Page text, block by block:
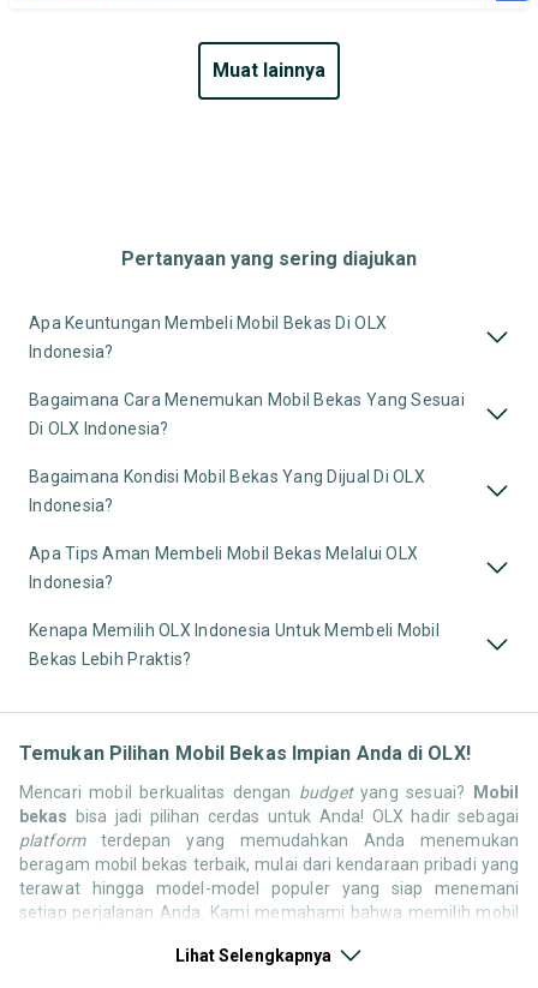
muat lainnya
Pertanyaan yang sering diajukan
Apa Keuntungan Membeli Mobil Bekas Di OLX
Indonesia?
Bagaimana Cara Menemukan Mobil Bekas Yang Sesuai
Di OLX Indonesia?
Bagaimana Kondisi Mobil Bekas Yang Dijual Di OLX
Indonesia?
Apa Tips Aman Membeli Mobil Bekas Melalui OLX
Indonesia?
Kenapa Memilih OLX Indonesia Untuk Membeli Mobil
Bekas Lebih Praktis?
Temukan Pilihan Mobil Bekas Impian Anda di OLX!
Mencari mobil berkualitas dengan budgetyang sesuai? Mobil
bekas bisa jadi pilihan cerdas untuk Anda! OLX hadir sebagai
platformterdepan yang memudahkan Anda menemukan
beragam mobil bekas terbaik, mulai dari kendaraan pribadi yang
terawat hingga model-model populer yang siap menemani
setiap perjalanan Anda. Kami memahami bahwa memilih mobil
ribuan daftar dari penjual terpercaya di seluruh Indonesia.
Lihat Selengkapnya